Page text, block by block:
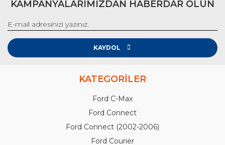
KAMPANYALARIMIZDAN HABERDAR OLUN
KAYDOL
KATEGORİLER
Ford C-Max
Ford Connect
Ford Connect (2002-2006)
Ford Courier